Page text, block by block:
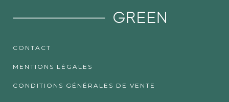
CONTACT
MENTIONS LÉGALES
CONDITIONS GÉNÉRALES DE VENTE